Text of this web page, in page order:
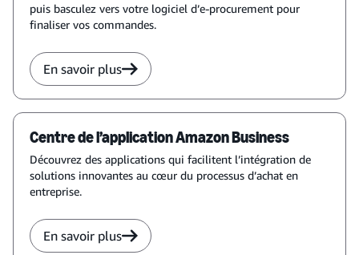
puis basculez vers votre logiciel d’e-procurement pour
finaliser vos commandes.
En savoir plus
Centre de l’application Amazon Business
Découvrez des applications qui facilitent l’intégration de
solutions innovantes au cœur du processus d’achat en
entreprise.
En savoir plus